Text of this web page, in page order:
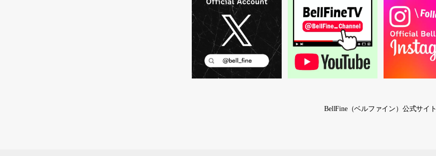
BellFine（ベルファイン）公式サイト